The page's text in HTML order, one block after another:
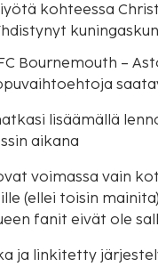
kohteessa
Bournemouth –
lisäämällä
aikana
voimassa vain
(ellei toisin
fanit eivät ole
ja linkitetty